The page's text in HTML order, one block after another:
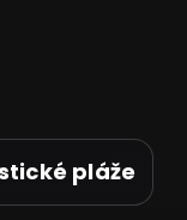
pláže